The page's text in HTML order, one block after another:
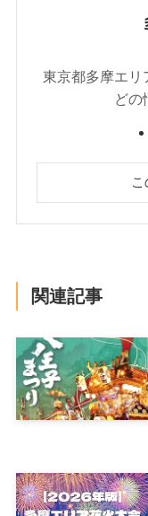
東京都多摩エリ
どの
関連記事